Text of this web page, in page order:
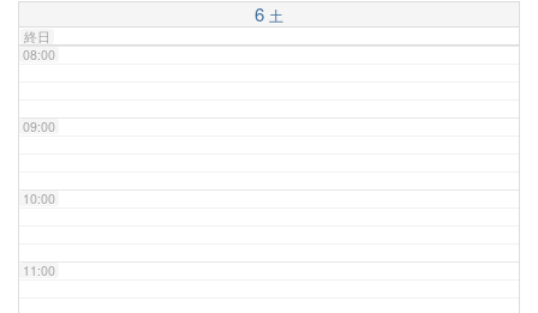
6 土
終日
08:00
09:00
10:00
11:00